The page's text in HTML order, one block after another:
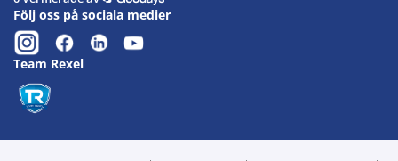
Följ oss på sociala medier
Team Rexel